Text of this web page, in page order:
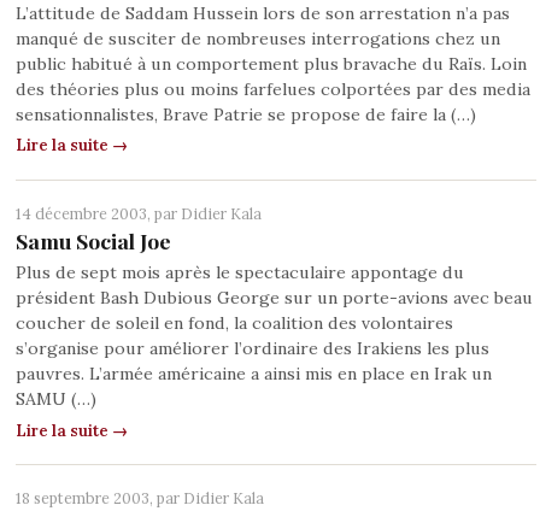
L’attitude de Saddam Hussein lors de son arrestation n’a pas
manqué de susciter de nombreuses interrogations chez un
public habitué à un comportement plus bravache du Raïs. Loin
des théories plus ou moins farfelues colportées par des media
sensationnalistes, Brave Patrie se propose de faire la (…)
Lire la suite →
14 décembre 2003, par Didier Kala
Samu Social Joe
Plus de sept mois après le spectaculaire appontage du
président Bash Dubious George sur un porte-avions avec beau
coucher de soleil en fond, la coalition des volontaires
s’organise pour améliorer l’ordinaire des Irakiens les plus
pauvres. L’armée américaine a ainsi mis en place en Irak un
SAMU (…)
Lire la suite →
18 septembre 2003, par Didier Kala